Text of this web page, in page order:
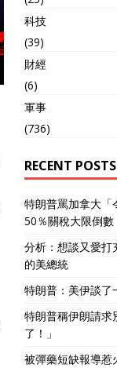
科技
(39)
財經
(6)
軍事
(736)
RECENT POSTS
特朗普罵加拿大「
50％關稅大限倒數
分析：想談又愛
的美總統
特朗普：美伊談了
特朗普稱伊朗請求
了！」
被彈藥短缺報導惹